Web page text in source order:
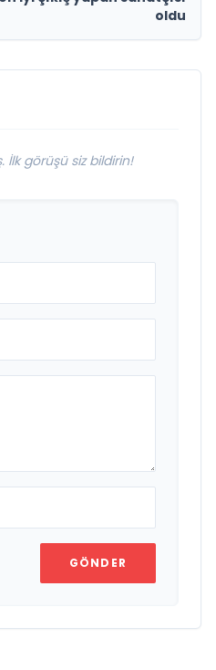
oldu
İlk görüşü siz bildirin!
GÖNDER